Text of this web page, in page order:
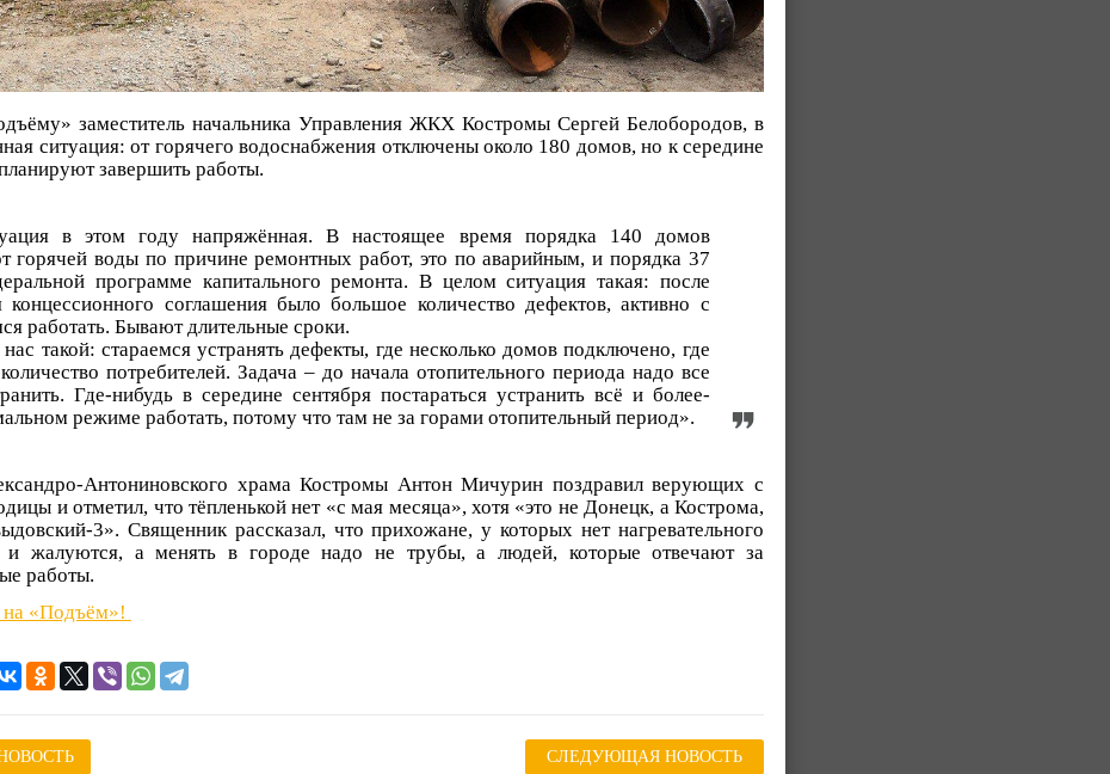
заместитель начальника Управления ЖКХ Костромы Сергей Белобородов, в
ситуация: от горячего водоснабжения отключены около 180 домов, но к середине
завершить работы.
в этом году напряжённая. В настоящее время порядка 140 домов
горячей воды по причине ремонтных работ, это по аварийным, и порядка 37
программе капитального ремонта. В целом ситуация такая: после
концессионного соглашения было большое количество дефектов, активно с
работать. Бывают длительные сроки.
такой: стараемся устранять дефекты, где несколько домов подключено, где
потребителей. Задача – до начала отопительного периода надо все
Где-нибудь в середине сентября постараться устранить всё и более-
режиме работать, потому что там не за горами отопительный период».
Антониновского храма Костромы Антон Мичурин поздравил верующих с
и отметил, что тёпленькой нет «с мая месяца», хотя «это не Донецк, а Кострома,
3». Священник рассказал, что прихожане, у которых нет нагревательного
и жалуются, а менять в городе надо не трубы, а людей, которые отвечают за
работы.
на «Подъём»!
СЛЕДУЮЩАЯ НОВОСТЬ